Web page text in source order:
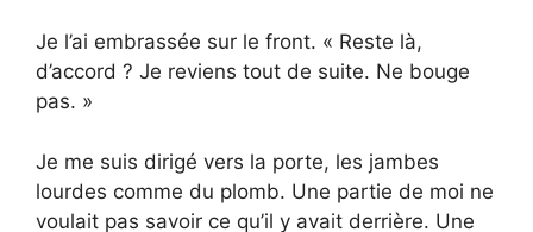
Je l’ai embrassée sur le front. « Reste là,
d’accord ? Je reviens tout de suite. Ne bouge
pas. »
Je me suis dirigé vers la porte, les jambes
lourdes comme du plomb. Une partie de moi ne
voulait pas savoir ce qu’il y avait derrière. Une